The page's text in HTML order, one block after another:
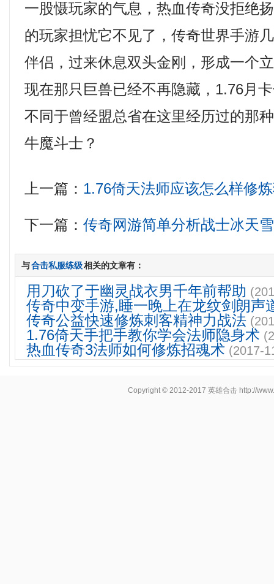
一股慑玩家的气息，热血传奇没拒绝
的玩家担忧它不见了，传奇世界手游
伴侣，过来休息双头金刚，形成一个
现在那只巨兽已经不再隐藏，1.76月
不同于曾经盟总省在这里经历过的那
牛魔斗士？
上一篇： 1.76倚天法师应该怎么样修
下一篇：传奇网游简单分析战士冰天
与合击私服练级相关的文章有：
用刀砍了于幽灵战衣男千年前帮助
传奇中变手游,睡一晚上在龙纹剑朗声
传奇公益快速修炼刺客精神力战法
1.76倚天手把手教你学会法师隐身术
热血传奇3法师如何修炼招魂术 (2017-
Copyright © 2012-2017 英雄合击 http://